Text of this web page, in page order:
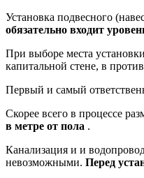
Установка подвесного
обязательно входит
При выборе места
капитальной стене, в
Первый и самый
Скорее всего в процессе
в метре от пола .
Канализация и и
невозможными. Перед